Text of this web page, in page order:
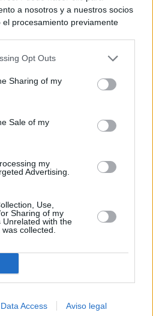
a nosotros y a nuestros socios
procesamiento previamente
en cuenta que algún
usted tiene el derecho de
Sus preferencias se aplicarán
de nuevo en este sitio web o
privacidad.
Opt Outs
Sharing of my
Sale of my
my
Advertising.
Use,
Sharing of my
Unrelated with the
collected.
Data Access Aviso legal